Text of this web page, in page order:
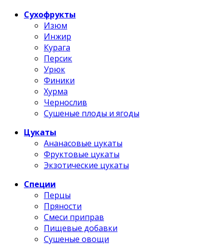
Сухофрукты
Изюм
Инжир
Курага
Персик
Урюк
Финики
Хурма
Чернослив
Сушеные плоды и ягоды
Цукаты
Ананасовые цукаты
Фруктовые цукаты
Экзотические цукаты
Специи
Перцы
Пряности
Смеси приправ
Пищевые добавки
Сушеные овощи